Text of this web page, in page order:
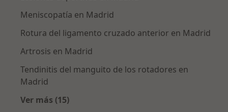
Meniscopatía en Madrid
Rotura del ligamento cruzado anterior en Madrid
Artrosis en Madrid
Tendinitis del manguito de los rotadores en
Madrid
Ver más (15)